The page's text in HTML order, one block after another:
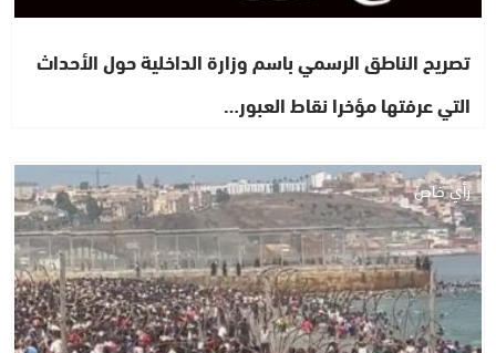
تصريح الناطق الرسمي باسم وزارة الداخلية حول الأحداث
التي عرفتها مؤخرا نقاط العبور…
رأي خاص